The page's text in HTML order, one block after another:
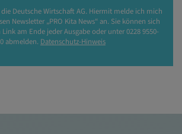
die Deutsche Wirtschaft AG. Hiermit melde ich mich
Newsletter „PRO Kita News“ an. Sie können sich
am Ende jeder Ausgabe oder unter 0228 9550-
abmelden. Datenschutz-Hinweis